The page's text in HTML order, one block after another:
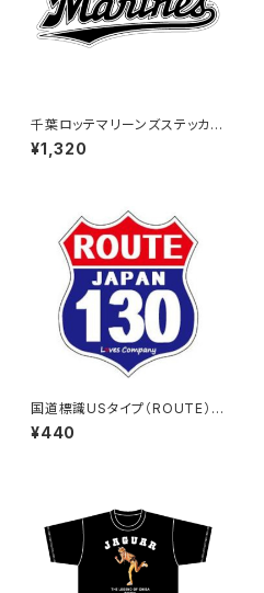
千葉ロッテマリーンズステッカー
16（特大）
¥1,320
国道標識USタイプ（ROUTE）ス
テッカー 130号線
¥440